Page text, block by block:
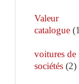
Valeur
catalogue (1
voitures de
sociétés (2)